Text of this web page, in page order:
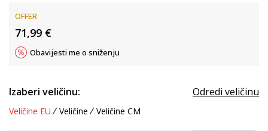
OFFER
71,99 €
Obavijesti me o sniženju
Izaberi veličinu: Odredi veličinu
Veličine EU Veličine Veličine CM